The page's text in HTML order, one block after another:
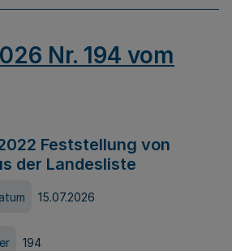
Nr. 194 vom
Feststellung von
der Landesliste
15.07.2026
194